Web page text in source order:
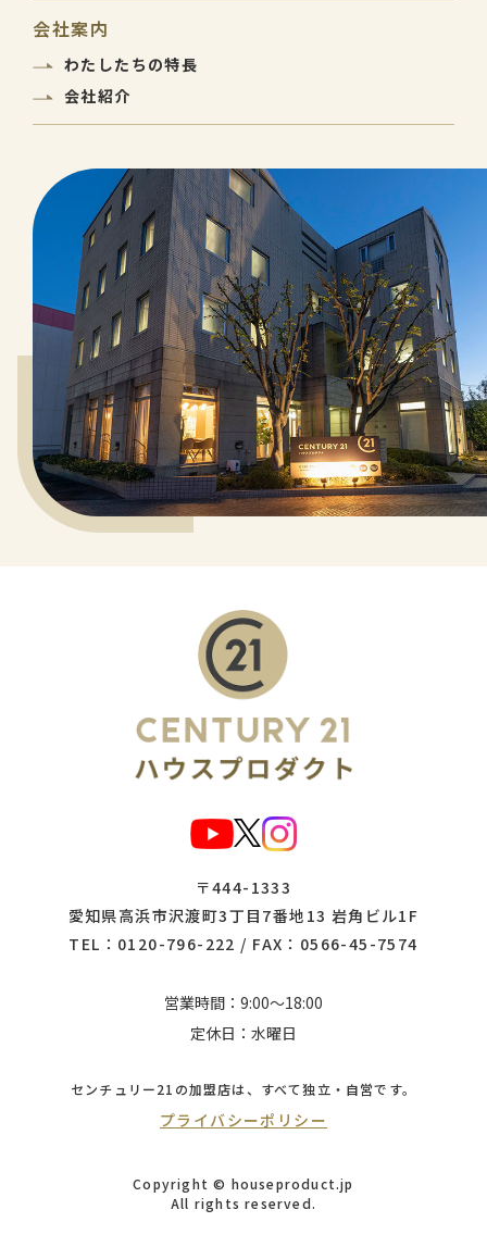
会社案内
わたしたちの特長
会社紹介
〒444-1333
愛知県高浜市沢渡町3丁目7番地13 岩角ビル1F
TEL： 0120-796-222 / FAX：0566-45-7574
営業時間：9:00～18:00
定休日：水曜日
センチュリー21の加盟店は、 すべて独立・自営です。
プライバシーポリシー
Copyright © houseproduct.jp
All rights reserved.